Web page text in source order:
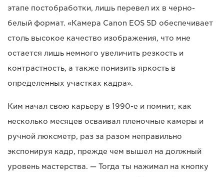
этапе постобработки, лишь перевел их в черно-
белый формат. «Камера Canon EOS 5D обеспечивает
столь высокое качество изображения, что мне
остается лишь немного увеличить резкость и
контрастность, а также понизить яркость в
определенных участках кадра».
Ким начал свою карьеру в 1990-е и помнит, как
несколько месяцев осваивал пленочные камеры и
ручной люксметр, раз за разом неправильно
экспонируя кадр, прежде чем вышел на должный
уровень мастерства. — Тогда ты нажимал на кнопку